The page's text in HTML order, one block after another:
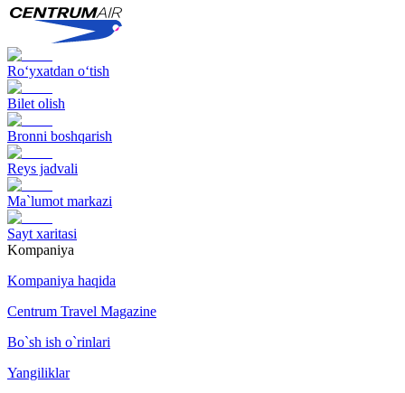
Ro‘yxatdan o‘tish
Bilet olish
Bronni boshqarish
Reys jadvali
Ma`lumot markazi
Sayt xaritasi
Kompaniya
Kompaniya haqida
Centrum Travel Magazine
Bo`sh ish o`rinlari
Yangiliklar